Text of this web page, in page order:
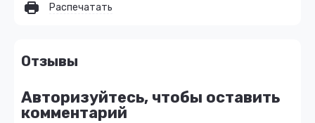
Распечатать
Отзывы
Авторизуйтесь, чтобы оставить
комментарий